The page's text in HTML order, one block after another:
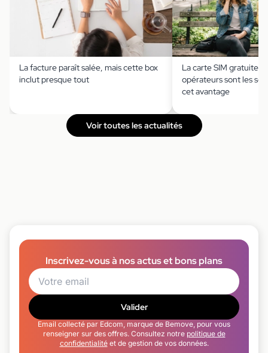
La facture paraît salée, mais cette box
inclut presque tout
La carte SIM gratuite ?
opérateurs sont les
cet avantage
Voir toutes les actualités
Inscrivez-vous à nos actus et bons plans
Valider
Email collecté par Edcom, marque de Bemove, pour vous
renseigner sur des offres. Consultez notre politique de
confidentialitéet de gestion de vos données.